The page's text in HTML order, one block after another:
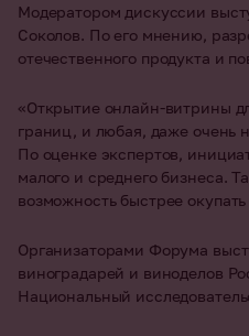
Модератором дискуссии
Соколов. По его мнению,
отечественного продукта и
«Открытие онлайн-витрины
границ, и любая, даже очень
По оценке экспертов,
малого и среднего бизнеса.
возможность быстрее
Организаторами Форума
виноградарей и виноделов
Национальный